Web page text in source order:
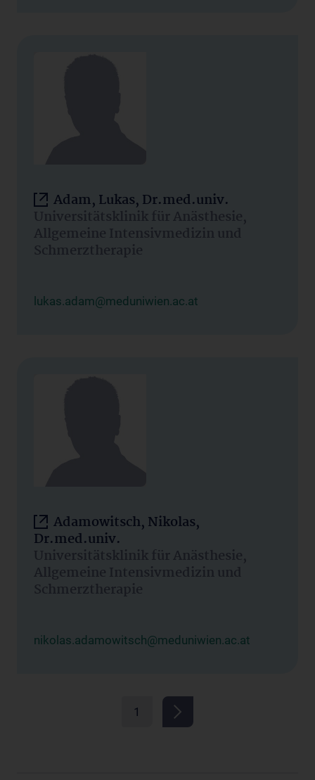
Adam, Lukas, Dr.med.univ.
Universitätsklinik für Anästhesie,
Allgemeine Intensivmedizin und
Schmerztherapie
lukas.adam@meduniwien.ac.at
Adamowitsch, Nikolas,
Dr.med.univ.
Universitätsklinik für Anästhesie,
Allgemeine Intensivmedizin und
Schmerztherapie
nikolas.adamowitsch@meduniwien.ac.at
1